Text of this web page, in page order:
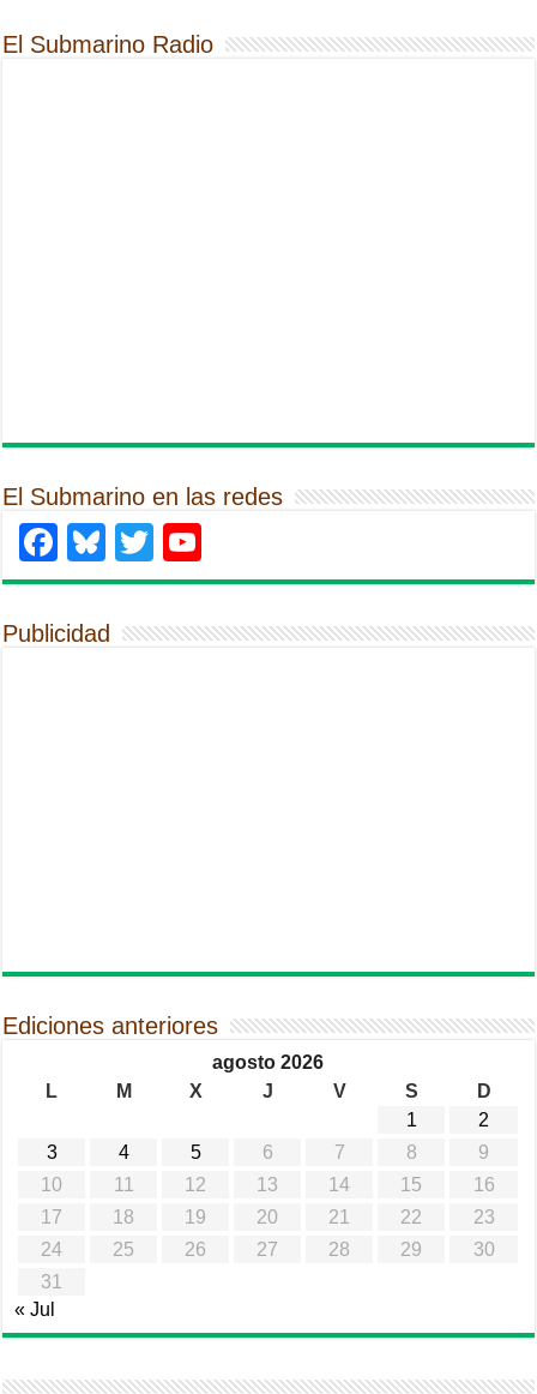
El Submarino Radio
El Submarino en las redes
Facebook
Bluesky
Twitter
Publicidad
Ediciones anteriores
agosto 2026
L
M X J V S
D
1
2
3
4 5 6 7 8
9
10
11 12 13 14 15
16
17
18 19 20 21 22
23
24
25 26 27 28 29
30
31
« Jul